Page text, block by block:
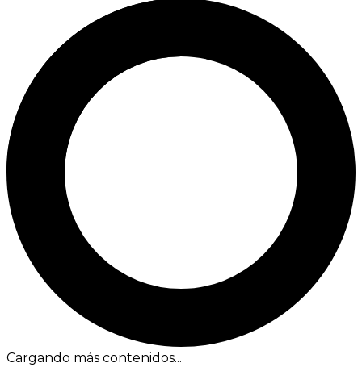
Cargando más contenidos...